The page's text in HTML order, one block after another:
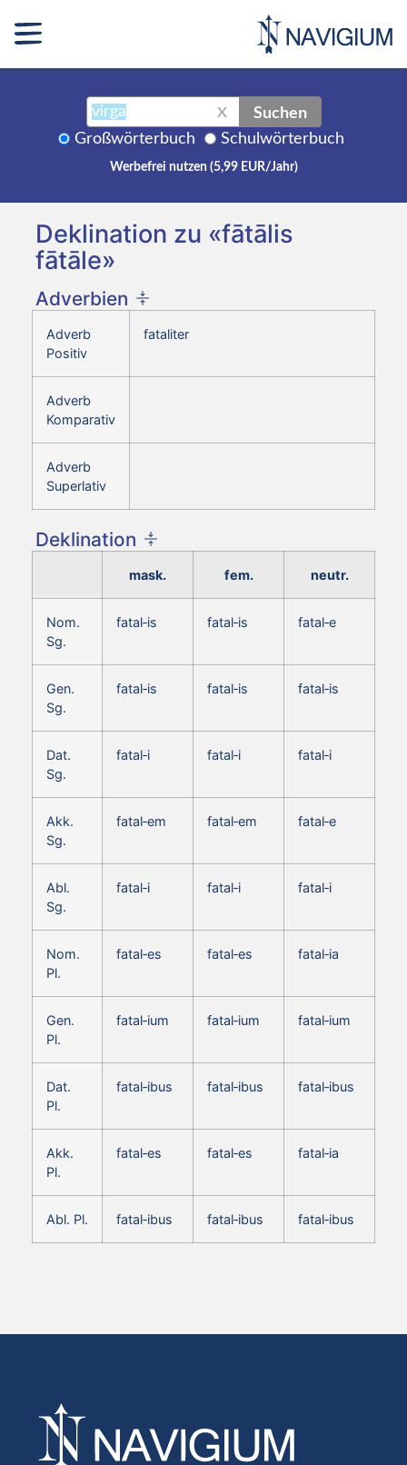
X Suchen
Großwörterbuch Schulwörterbuch
Werbefrei nutzen (5,99 EUR/Jahr)
Deklination zu «fātālis
fātāle»
Adverbien
Adverb
Positiv
fataliter
Adverb
Komparativ
Adverb
Superlativ
Deklination
mask. fem. neutr.
Nom.
Sg.
fatal‑is fatal‑is fatal‑e
Gen.
Sg.
fatal‑is fatal‑is fatal‑is
Dat.
Sg.
fatal‑i fatal‑i fatal‑i
Akk.
Sg.
fatal‑em fatal‑em fatal‑e
Abl.
Sg.
fatal‑i fatal‑i fatal‑i
Nom.
Pl.
fatal‑es fatal‑es fatal‑ia
Gen.
Pl.
fatal‑ium fatal‑ium fatal‑ium
Dat.
Pl.
fatal‑ibus fatal‑ibus fatal‑ibus
Akk.
Pl.
fatal‑es fatal‑es fatal‑ia
Abl. Pl. fatal‑ibus fatal‑ibus fatal‑ibus